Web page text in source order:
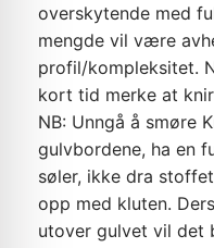
overskytende med
mengde vil være
profil/kompleksitet.
kort tid merke at
NB: Unngå å smøre
gulvbordene, ha en
søler, ikke dra
opp med kluten.
utover gulvet vil det